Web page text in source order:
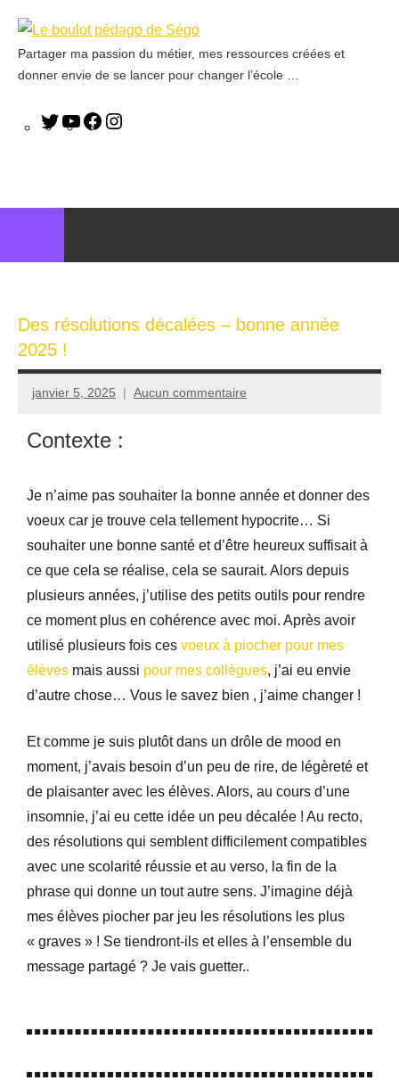
Le
boulot
Partager ma passion du métier, mes ressources créées et
donner envie de se lancer pour changer l’école …
Des résolutions décalées – bonne année
2025 !
janvier 5, 2025
Seg0_La_Vraie
Aucun commentaire
Contexte :
Je n’aime pas souhaiter la bonne année et donner des
voeux car je trouve cela tellement hypocrite… Si
souhaiter une bonne santé et d’être heureux suffisait à
ce que cela se réalise, cela se saurait. Alors depuis
plusieurs années, j’utilise des petits outils pour rendre
ce moment plus en cohérence avec moi. Après avoir
utilisé plusieurs fois ces voeux à piocher pour mes
élèves mais aussi pour mes collègues, j’ai eu envie
d’autre chose… Vous le savez bien , j’aime changer !
Et comme je suis plutôt dans un drôle de mood en
moment, j’avais besoin d’un peu de rire, de légèreté et
de plaisanter avec les élèves. Alors, au cours d’une
insomnie, j’ai eu cette idée un peu décalée ! Au recto,
des résolutions qui semblent difficilement compatibles
avec une scolarité réussie et au verso, la fin de la
phrase qui donne un tout autre sens. J’imagine déjà
mes élèves piocher par jeu les résolutions les plus
« graves » ! Se tiendront-ils et elles à l’ensemble du
message partagé ? Je vais guetter..